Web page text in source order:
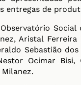
entregas de
Aristal
Sebastião
Ocimar